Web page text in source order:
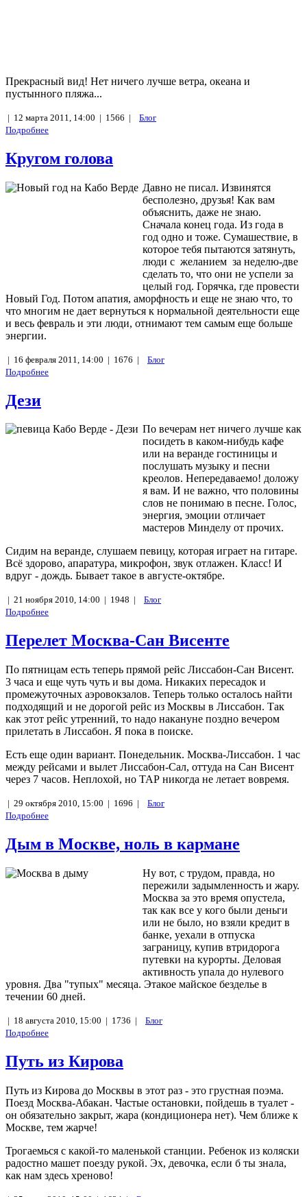
Прекрасный вид! Нет ничего лучше ветра, океана и
пустынного пляжа...
| 12 марта 2011, 14:00 | 1566 |
Блог
Подробнее
Кругом голова
Давно не писал. Извинятся
бесполезно, друзья! Как вам
объяснить, даже не знаю.
Сначала конец года. Из года в
год одно и тоже. Сумашествие, в
которое тебя пытаются затянуть,
люди с желанием за неделю-две
сделать то, что они не успели за
целый год. Горячка, где провести
Новый Год. Потом апатия, аморфность и еще не знаю что, то
что многим не дает вернуться к нормальной деятельности еще
и весь февраль и эти люди, отнимают тем самым еще больше
энергии.
| 16 февраля 2011, 14:00 | 1676 |
Блог
Подробнее
Дези
По вечерам нет ничего лучше как
посидеть в каком-нибудь кафе
или на веранде гостиницы и
послушать музыку и песни
креолов. Непередаваемо! доложу
я вам. И не важно, что половины
слов не понимаю в песне. Голос,
энергия, эмоции отличает
мастеров Минделу от прочих.
Сидим на веранде, слушаем певицу, которая играет на гитаре.
Всё здорово, апаратура, микрофон, звук отлажен. Класс! И
вдруг - дождь. Бывает такое в августе-октябре.
| 21 ноября 2010, 14:00 | 1948 |
Блог
Подробнее
Перелет Москва-Сан Висенте
По пятницам есть теперь прямой рейс Лиссабон-Сан Висент.
3 часа и еще чуть чуть и вы дома. Никаких пересадок и
промежуточных аэровокзалов. Теперь только осталось найти
подходящий и не дорогой рейс из Москвы в Лиссабон. Так
как этот рейс утренний, то надо накануне поздно вечером
прилетать в Лиссабон. Я пока в поиске.
Есть еще один вариант. Понедельник. Москва-Лиссабон. 1 час
между рейсами и вылет Лиссабон-Сал, оттуда на Сан Висент
через 7 часов. Неплохой, но ТАР никогда не летает вовремя.
| 29 октября 2010, 15:00 | 1696 |
Блог
Подробнее
Дым в Москве, ноль в кармане
Ну вот, с трудом, правда, но
пережили задымленность и жару.
Москва за это время опустела,
так как все у кого были деньги
или не было, но взяли кредит в
банке, уехали в отпуска
заграницу, купив втридорога
путевки на курорты. Деловая
активность упала до нулевого
уровня. Два "тупых" месяца. Этакое майское безделье в
течении 60 дней.
| 18 августа 2010, 15:00 | 1736 |
Блог
Подробнее
Путь из Кирова
Путь из Кирова до Москвы в этот раз - это грустная поэма.
Поезд Москва-Абакан. Частые остановки, пойдешь в туалет -
он обязательно закрыт, жара (кондиционера нет). Чем ближе к
Москве, тем жарче!
Трогаемься с какой-то маленькой станции. Ребенок из коляски
радостно машет поезду рукой. Эх, девочка, если б ты знала,
как нам здесь хреново!